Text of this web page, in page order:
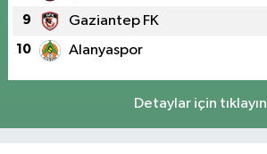
9 Gaziantep FK
10 Alanyaspor
Detaylar için tıklayın